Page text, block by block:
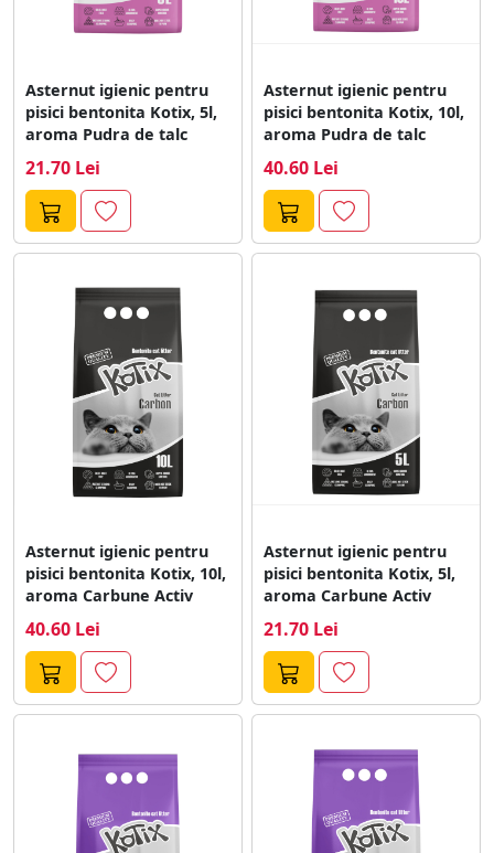
Asternut igienic pentru
pisici bentonita Kotix, 5l,
aroma Pudra de talc
21.70 Lei
Asternut igienic pentru
pisici bentonita Kotix, 10l,
aroma Pudra de talc
40.60 Lei
Asternut igienic pentru
pisici bentonita Kotix, 10l,
aroma Carbune Activ
40.60 Lei
Asternut igienic pentru
pisici bentonita Kotix, 5l,
aroma Carbune Activ
21.70 Lei